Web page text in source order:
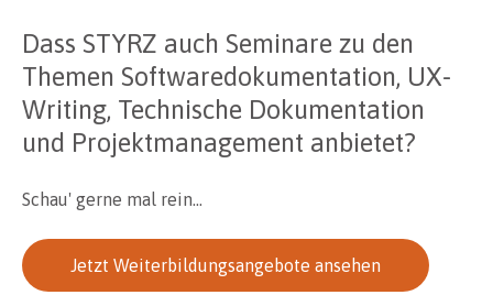
Dass STYRZ auch Seminare zu den
Themen Softwaredokumentation, UX-
Writing, Technische Dokumentation
und Projektmanagement anbietet?
Schau' gerne mal rein...
Jetzt Weiterbildungsangebote ansehen